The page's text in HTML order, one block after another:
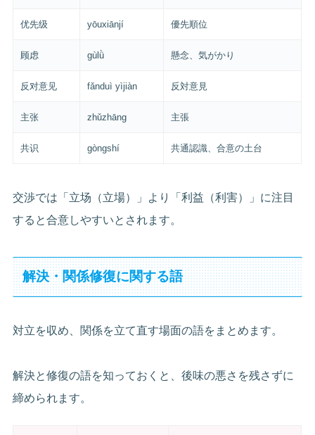
优先级 yōuxiānjí 優先順位
顾虑 gùlǜ 懸念、気がかり
反对意见 fǎnduì yìjiàn 反対意見
主张 zhǔzhāng 主張
共识 gòngshí 共通認識、合意の土台
交渉では「立场（立場）」より「利益（利害）」に注目
すると合意しやすいとされます。
解決・関係修復に関する語
対立を収め、関係を立て直す場面の語をまとめます。
解決と修復の語を知っておくと、後味の悪さを残さずに
締められます。